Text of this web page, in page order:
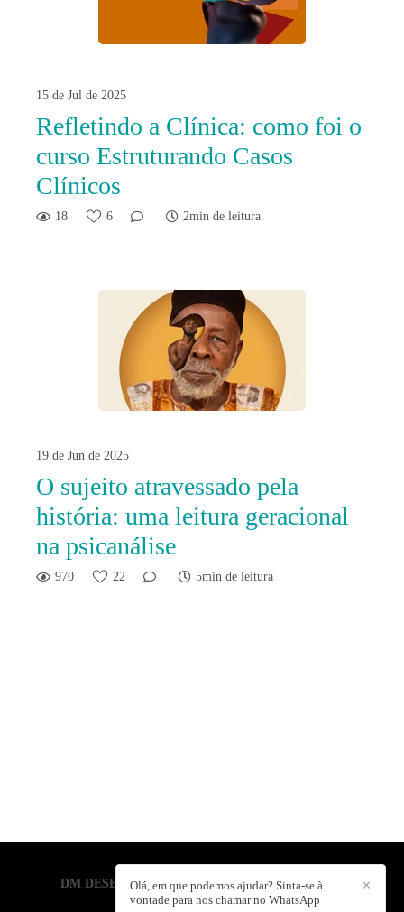
15 de Jul de 2025
Refletindo a Clínica: como foi o
curso Estruturando Casos
Clínicos
18 6 2min de leitura
19 de Jun de 2025
O sujeito atravessado pela
história: uma leitura geracional
na psicanálise
970 22 5min de leitura
DM DESENVOLVIMENTO HUMANO /CONTATO ✕
Olá, em que podemos ajudar? Sinta-se à
vontade para nos chamar no WhatsApp